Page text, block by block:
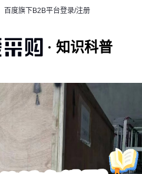
百度旗下B2B平台登录/注册
知识科普